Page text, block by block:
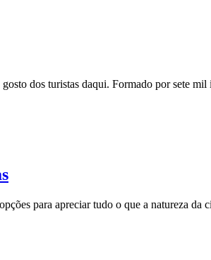
dos turistas daqui. Formado por sete
para apreciar tudo o que a natureza da